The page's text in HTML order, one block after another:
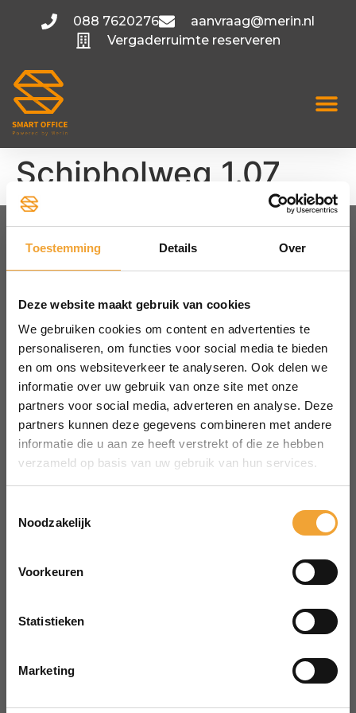
Toestemming Details Over
Deze website maakt gebruik van cookies
We gebruiken cookies om content en advertenties te
personaliseren, om functies voor social media te bieden
en om ons websiteverkeer te analyseren. Ook delen we
informatie over uw gebruik van onze site met onze
partners voor social media, adverteren en analyse. Deze
partners kunnen deze gegevens combineren met andere
informatie die u aan ze heeft verstrekt of die ze hebben
verzameld op basis van uw gebruik van hun services.
Noodzakelijk
Voorkeuren
Statistieken
Marketing
088 7620276
aanvraag@merin.nl
Vergaderruimte reserveren
Schipholweg 1.07
Utrecht
Hoofddorp
Bekijk alle locaties
MENU
Over Smart Office
Hoe het werkt
Veelgestelde vragen
Reserveren vergaderruimte
088 7620276
Jachthavenweg 109H